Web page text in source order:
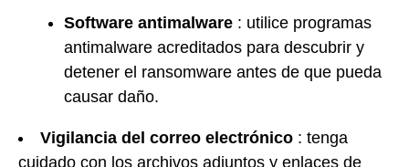
Software antimalware : utilice programas
antimalware acreditados para descubrir y
detener el ransomware antes de que pueda
causar daño.
Vigilancia del correo electrónico : tenga
cuidado con los archivos adjuntos y enlaces de